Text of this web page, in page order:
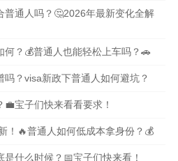
普通人吗？🤔2026年最新变化全解
？💰普通人也能轻松上车吗？🚗
？visa新政下普通人如何避坑？
宝子们快来看看要求！
！🔥普通人如何低成本拿身份？💰
什么时候？📅宝子们快来看！